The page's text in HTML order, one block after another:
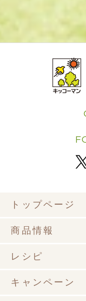
トップページ
商品情報
レシピ
キャンペーン